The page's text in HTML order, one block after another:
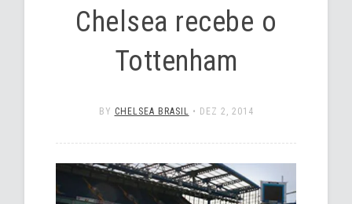
Chelsea recebe o
Tottenham
BY CHELSEA BRASIL • DEZ 2, 2014